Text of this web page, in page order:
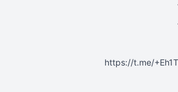
https://t.me/